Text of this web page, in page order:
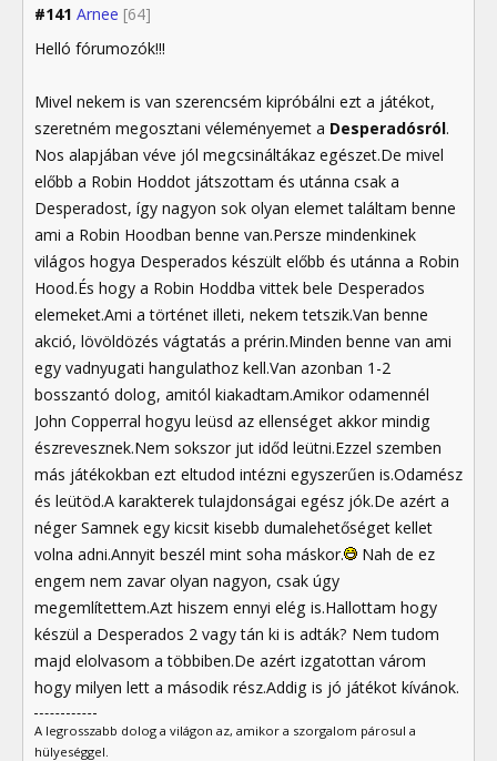
#141 Arnee [64]
Helló fórumozók!!!
Mivel nekem is van szerencsém kipróbálni ezt a játékot,
szeretném megosztani véleményemet a Desperadósról.
Nos alapjában véve jól megcsináltákaz egészet.De mivel
előbb a Robin Hoddot játszottam és utánna csak a
Desperadost, így nagyon sok olyan elemet találtam benne
ami a Robin Hoodban benne van.Persze mindenkinek
világos hogya Desperados készült előbb és utánna a Robin
Hood.És hogy a Robin Hoddba vittek bele Desperados
elemeket.Ami a történet illeti, nekem tetszik.Van benne
akció, lövöldözés vágtatás a prérin.Minden benne van ami
egy vadnyugati hangulathoz kell.Van azonban 1-2
bosszantó dolog, amitól kiakadtam.Amikor odamennél
John Copperral hogyu leüsd az ellenséget akkor mindig
észrevesznek.Nem sokszor jut időd leütni.Ezzel szemben
más játékokban ezt eltudod intézni egyszerűen is.Odamész
és leütöd.A karakterek tulajdonságai egész jók.De azért a
néger Samnek egy kicsit kisebb dumalehetőséget kellet
volna adni.Annyit beszél mint soha máskor.
Nah de ez
engem nem zavar olyan nagyon, csak úgy
megemlítettem.Azt hiszem ennyi elég is.Hallottam hogy
készül a Desperados 2 vagy tán ki is adták? Nem tudom
majd elolvasom a többiben.De azért izgatottan várom
hogy milyen lett a második rész.Addig is jó játékot kívánok.
A legrosszabb dolog a világon az, amikor a szorgalom párosul a
hülyeséggel.